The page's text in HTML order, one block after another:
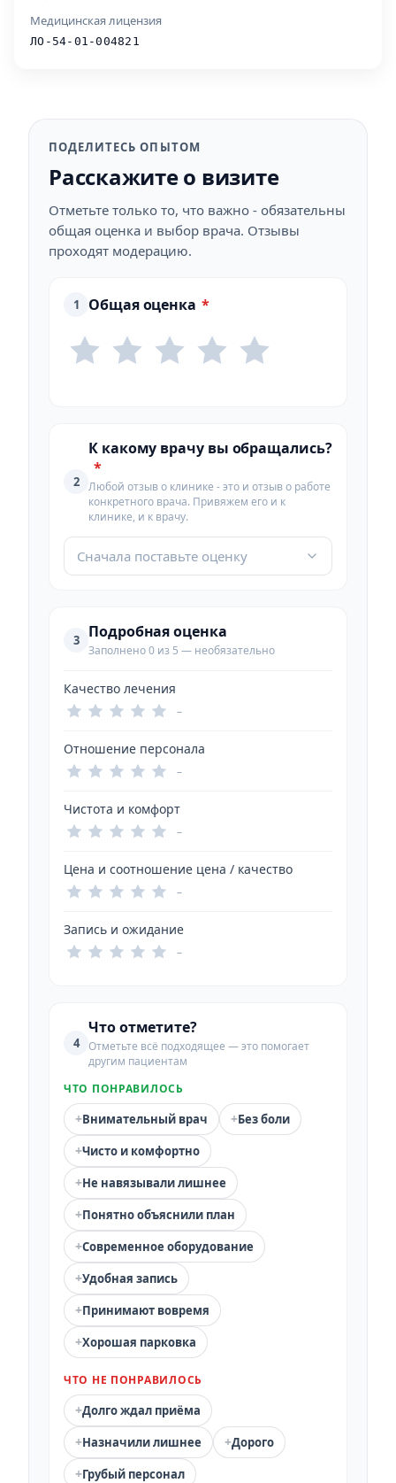
Медицинская лицензия
ЛО-54-01-004821
ПОДЕЛИТЕСЬ ОПЫТОМ
Расскажите о визите
Отметьте только то, что важно - обязательны
общая оценка и выбор врача. Отзывы
проходят модерацию.
1 Общая оценка *
2
К какому врачу вы обращались?
*
Любой отзыв о клинике - это и отзыв о работе
конкретного врача. Привяжем его и к
клинике, и к врачу.
Сначала поставьте оценку
3 Подробная оценка
Заполнено 0 из 5 — необязательно
Качество лечения
–
Отношение персонала
–
Чистота и комфорт
–
Цена и соотношение цена / качество
–
Запись и ожидание
–
4
Что отметите?
Отметьте всё подходящее — это помогает
другим пациентам
ЧТО ПОНРАВИЛОСЬ
+Внимательный врач +Без боли
+Чисто и комфортно
+Не навязывали лишнее
+Понятно объяснили план
+Современное оборудование
+Удобная запись
+Принимают вовремя
+Хорошая парковка
ЧТО НЕ ПОНРАВИЛОСЬ
+Долго ждал приёма
+Назначили лишнее +Дорого
+Грубый персонал